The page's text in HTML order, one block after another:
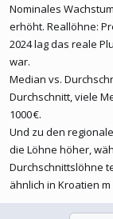
Nominales
erhöht. Reallöhne:
2024 lag das reale
war.
Median vs.
Durchschnitt, viele
1000 €.
Und zu den
die Löhne höher,
Durchschnittslöhne
ähnlich in Kroatien